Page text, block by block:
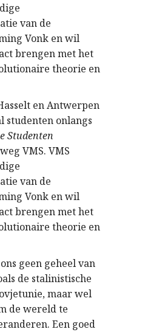
van de
Vonk en wil
brengen met het
theorie en
en Antwerpen
studenten onlangs
Studenten
VMS. VMS
van de
Vonk en wil
brengen met het
theorie en
geen geheel van
de stalinistische
maar wel
de wereld te
Een goed